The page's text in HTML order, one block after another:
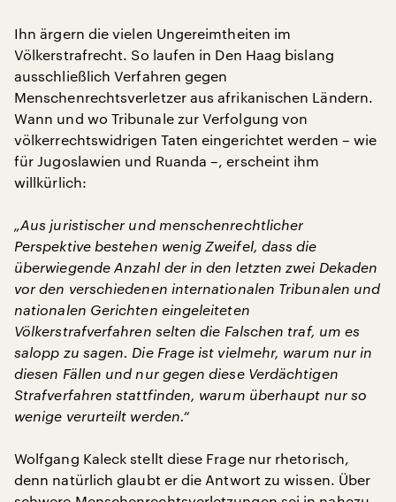
Ihn ärgern die vielen Ungereimtheiten im
Völkerstrafrecht. So laufen in Den Haag bislang
ausschließlich Verfahren gegen
Menschenrechtsverletzer aus afrikanischen Ländern.
Wann und wo Tribunale zur Verfolgung von
völkerrechtswidrigen Taten eingerichtet werden – wie
für Jugoslawien und Ruanda –, erscheint ihm
willkürlich:
„Aus juristischer und menschenrechtlicher
Perspektive bestehen wenig Zweifel, dass die
überwiegende Anzahl der in den letzten zwei Dekaden
vor den verschiedenen internationalen Tribunalen und
nationalen Gerichten eingeleiteten
Völkerstrafverfahren selten die Falschen traf, um es
salopp zu sagen. Die Frage ist vielmehr, warum nur in
diesen Fällen und nur gegen diese Verdächtigen
Strafverfahren stattfinden, warum überhaupt nur so
wenige verurteilt werden.“
Wolfgang Kaleck stellt diese Frage nur rhetorisch,
denn natürlich glaubt er die Antwort zu wissen. Über